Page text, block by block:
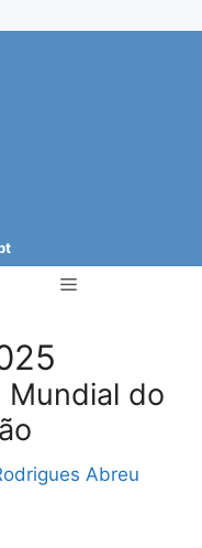
Menu
Mundial do
Abreu